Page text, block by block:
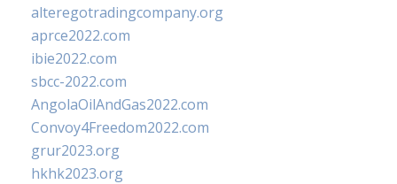
alteregotradingcompany.org
aprce2022.com
ibie2022.com
sbcc-2022.com
AngolaOilAndGas2022.com
Convoy4Freedom2022.com
grur2023.org
hkhk2023.org